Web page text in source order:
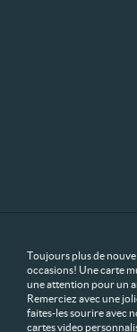
Toujours plus de
occasions! Une carte
une attention pour un
Remerciez avec une
faites-les sourire avec
cartes video